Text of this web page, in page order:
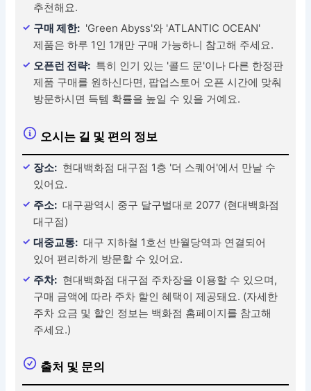
추천해요.
구매 제한: 'Green Abyss'와 'ATLANTIC OCEAN'
제품은 하루 1인 1개만 구매 가능하니 참고해 주세요.
오픈런 전략: 특히 인기 있는 '콜드 문'이나 다른 한정판
제품 구매를 원하신다면, 팝업스토어 오픈 시간에 맞춰
방문하시면 득템 확률을 높일 수 있을 거예요.
오시는 길 및 편의 정보
장소: 현대백화점 대구점 1층 '더 스퀘어'에서 만날 수
있어요.
주소: 대구광역시 중구 달구벌대로 2077 (현대백화점
대구점)
대중교통: 대구 지하철 1호선 반월당역과 연결되어
있어 편리하게 방문할 수 있어요.
주차: 현대백화점 대구점 주차장을 이용할 수 있으며,
구매 금액에 따라 주차 할인 혜택이 제공돼요. (자세한
주차 요금 및 할인 정보는 백화점 홈페이지를 참고해
주세요.)
출처 및 문의